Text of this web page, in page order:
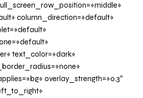
column_direction=»default»
text_color=»dark»
overlay_strength=»0.3″